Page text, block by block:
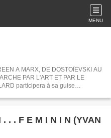
MENU
PAR L'ART ET PAR LE